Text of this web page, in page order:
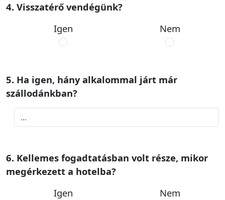
4. Visszatérő vendégünk?
Igen
Nem
5. Ha igen, hány alkalommal járt már
szállodánkban?
6. Kellemes fogadtatásban volt része, mikor
megérkezett a hotelba?
Igen
Nem